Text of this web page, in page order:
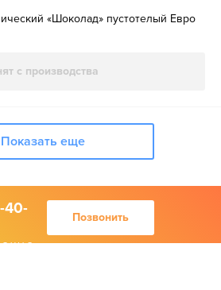
«Шоколад» пустотелый Евро
с производства
Показать еще
40-
Позвонить